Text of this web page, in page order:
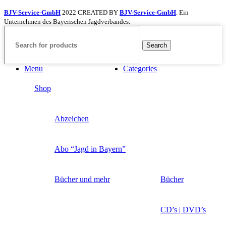
BJV-Service-GmbH 2022 CREATED BY BJV-Service-GmbH. Ein
Unternehmen des Bayerischen Jagdverbandes.
Search
Menu Categories
Shop
Abzeichen
Abo “Jagd in Bayern”
Bücher und mehr Bücher
CD’s | DVD’s